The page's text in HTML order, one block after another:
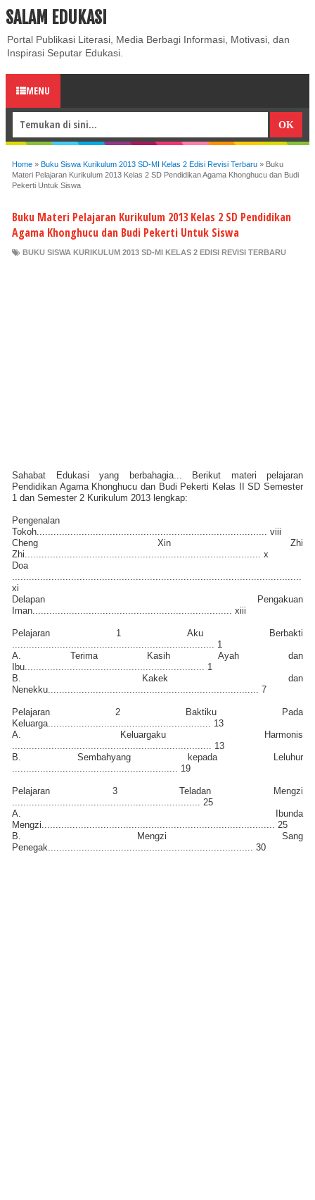
ABOUT CONTACT US
SALAM EDUKASI
Portal Publikasi Literasi, Media Berbagi Informasi, Motivasi, dan
Inspirasi Seputar Edukasi.
MENU
Home » Buku Siswa Kurikulum 2013 SD-MI Kelas 2 Edisi Revisi Terbaru » Buku
Materi Pelajaran Kurikulum 2013 Kelas 2 SD Pendidikan Agama Khonghucu dan Budi
Pekerti Untuk Siswa
Buku Materi Pelajaran Kurikulum 2013 Kelas 2 SD Pendidikan
Agama Khonghucu dan Budi Pekerti Untuk Siswa
BUKU SISWA KURIKULUM 2013 SD-MI KELAS 2 EDISI REVISI TERBARU
Sahabat Edukasi yang berbahagia... Berikut materi pelajaran
Pendidikan Agama Khonghucu dan Budi Pekerti Kelas II SD Semester
1 dan Semester 2 Kurikulum 2013 lengkap:
Pengenalan
Tokoh.................................................................................. viii
Cheng Xin Zhi
Zhi.................................................................................... x
Doa
xi
Delapan Pengakuan
Iman....................................................................... xiii
Pelajaran 1 Aku Berbakti
........................................................................ 1
A. Terima Kasih Ayah dan
Ibu................................................................ 1
B. Kakek dan
Nenekku........................................................................... 7
Pelajaran 2 Baktiku Pada
Keluarga.......................................................... 13
A. Keluargaku Harmonis
....................................................................... 13
B. Sembahyang kepada Leluhur
........................................................... 19
Pelajaran 3 Teladan Mengzi
................................................................... 25
A. Ibunda
Mengzi................................................................................... 25
B. Mengzi Sang
Penegak......................................................................... 30